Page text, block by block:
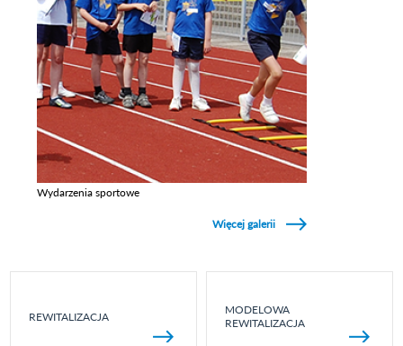
Wydarzenia sportowe
Więcej galerii
REWITALIZACJA
MODELOWA
REWITALIZACJA